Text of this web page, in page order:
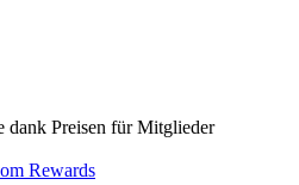
dank Preisen für Mitglieder
Rewards